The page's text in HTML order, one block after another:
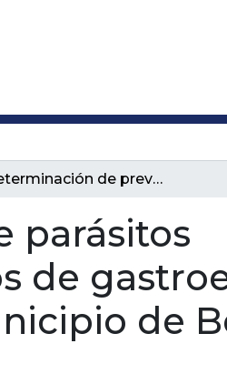
Determinación de prevalencia de parásitos intestinales involucrados en casos de gastroenteritis canina en la comuna nº 2 del municipio de Bello
parásitos
de
de